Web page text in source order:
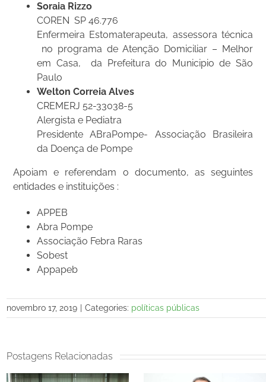
Soraia Rizzo
COREN SP 46.776
Enfermeira Estomaterapeuta, assessora técnica
no programa de Atenção Domiciliar – Melhor
em Casa, da Prefeitura do Municipio de São
Paulo
Welton Correia Alves
CREMERJ 52-33038-5
Alergista e Pediatra
Presidente ABraPompe- Associação Brasileira
da Doença de Pompe
Apoiam e referendam o documento, as seguintes
entidades e instituições :
APPEB
Abra Pompe
Associação Febra Raras
Sobest
Appapeb
novembro 17, 2019 Categories: políticas públicas
Postagens Relacionadas